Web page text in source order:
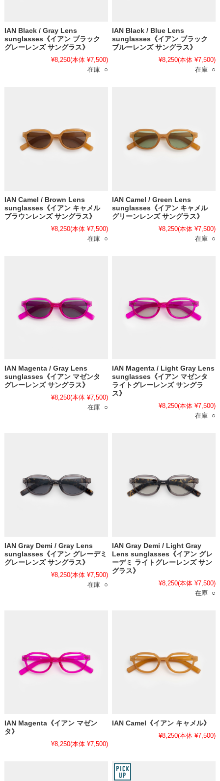
IAN Black / Gray Lens
sunglasses《イアン ブラック
グレーレンズ サングラス》
¥8,250(本体 ¥7,500)
在庫 ○
IAN Black / Blue Lens
sunglasses《イアン ブラック
ブルーレンズ サングラス》
¥8,250(本体 ¥7,500)
在庫 ○
IAN Camel / Brown Lens
sunglasses《イアン キャメル
ブラウンレンズ サングラス》
¥8,250(本体 ¥7,500)
在庫 ○
IAN Camel / Green Lens
sunglasses《イアン キャメル
グリーンレンズ サングラス》
¥8,250(本体 ¥7,500)
在庫 ○
IAN Magenta / Gray Lens
sunglasses《イアン マゼンタ
グレーレンズ サングラス》
¥8,250(本体 ¥7,500)
在庫 ○
IAN Magenta / Light Gray Lens
sunglasses《イアン マゼンタ
ライトグレーレンズ サングラ
ス》
¥8,250(本体 ¥7,500)
在庫 ○
IAN Gray Demi / Gray Lens
sunglasses《イアン グレーデミ
グレーレンズ サングラス》
¥8,250(本体 ¥7,500)
在庫 ○
IAN Gray Demi / Light Gray
Lens sunglasses《イアン グレ
ーデミ ライトグレーレンズ サン
グラス》
¥8,250(本体 ¥7,500)
在庫 ○
IAN Magenta《イアン マゼン
タ》
¥8,250(本体 ¥7,500)
IAN Camel《イアン キャメル》
¥8,250(本体 ¥7,500)